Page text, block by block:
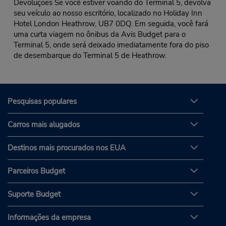
Devoluções Se você estiver voando do Terminal 5, devolva
seu veículo ao nosso escritório, localizado no Holiday Inn
Hotel London Heathrow, UB7 0DQ. Em seguida, você fará
uma curta viagem no ônibus da Avis Budget para o
Terminal 5, onde será deixado imediatamente fora do piso
de desembarque do Terminal 5 de Heathrow.
Pesquisas populares
Carros mais alugados
Destinos mais procurados nos EUA
Parceiros Budget
Suporte Budget
Informações da empresa